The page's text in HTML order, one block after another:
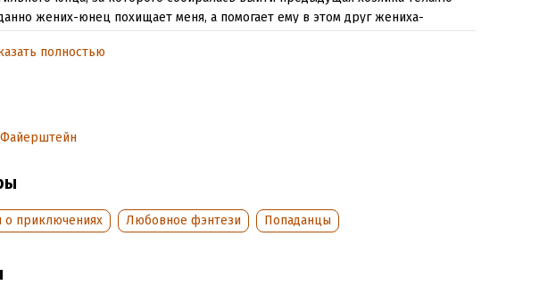
жених-юнец похищает меня, а помогает ему в этом друг жениха-
«Невеста генерала» и «Жена генерала»*
информация
8 сентября 2024
полностью
о приключениях Любовное фэнтези Попаданцы